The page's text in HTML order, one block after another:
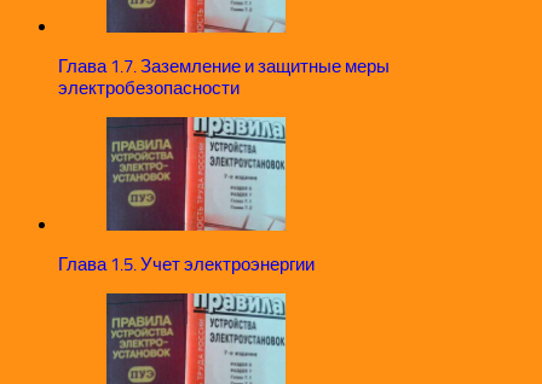
Глава 1.7. Заземление и защитные меры
электробезопасности
Глава 1.5. Учет электроэнергии